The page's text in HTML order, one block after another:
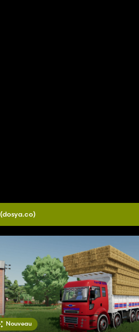
(dosya.co)
Nouveau